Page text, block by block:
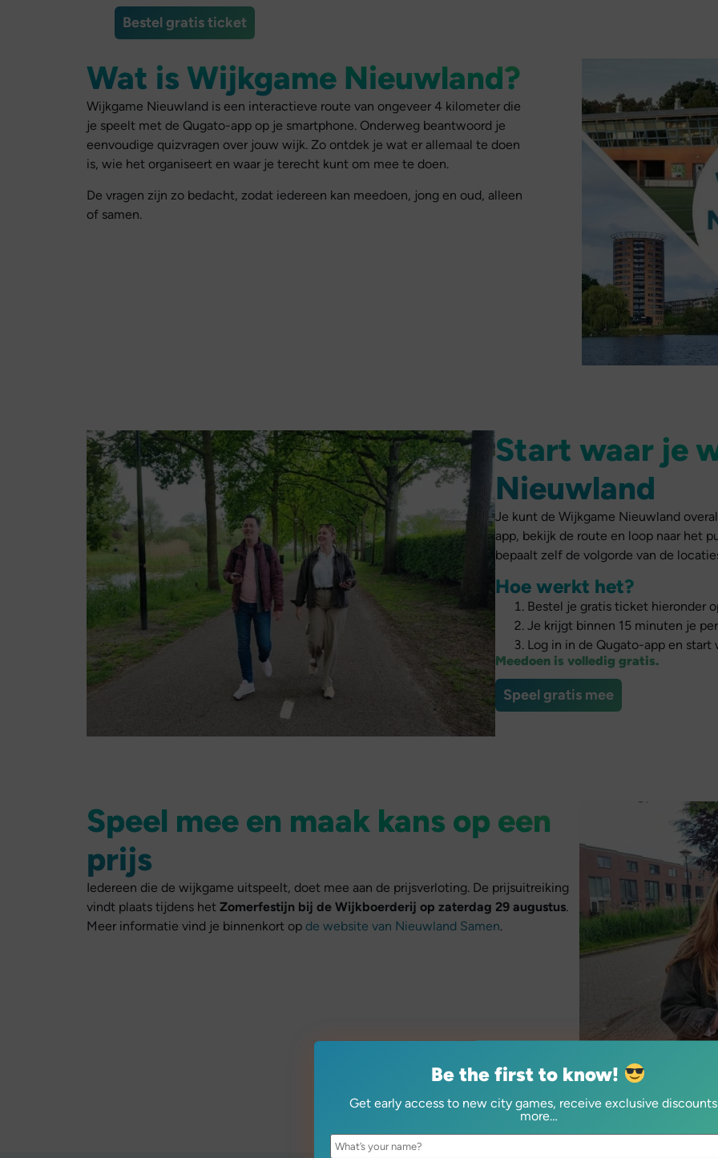
Bestel gratis ticket
Wat is Wijkgame Nieuwland?
Wijkgame Nieuwland is een interactieve route van ongeveer 4 kilometer die
je speelt met de Qugato-app op je smartphone. Onderweg beantwoord je
eenvoudige quizvragen over jouw wijk. Zo ontdek je wat er allemaal te doen
is, wie het organiseert en waar je terecht kunt om mee te doen.
De vragen zijn zo bedacht, zodat iedereen kan meedoen, jong en oud, alleen
of samen.
Start waar je
Nieuwland
Je kunt de Wijkgame Nieuwland
app, bekijk de route en loop naar het
bepaalt zelf de volgorde van de
Hoe werkt het?
Bestel je gratis ticket hieronder
Je krijgt binnen 15 minuten je
Log in in de Qugato-app en
Meedoen is volledig gratis.
Speel gratis mee
Speel mee en maak kans op een
prijs
Iedereen die de wijkgame uitspeelt, doet mee aan de prijsverloting. De prijsuitreiking
vindt plaats tijdens het Zomerfestijn bij de Wijkboerderij op zaterdag 29 augustus.
Meer informatie vind je binnenkort op de website van Nieuwland Samen.
Be the first to know!
Get early access to new city games, receive exclusive
more…